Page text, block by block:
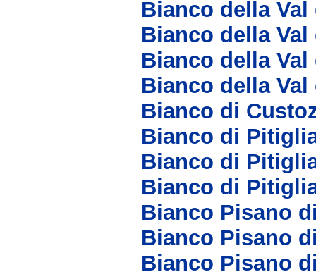
Bianco della
Bianco della
Bianco della
Bianco della
Bianco di
Bianco di
Bianco di
Bianco di
Bianco Pisano
Bianco Pisano
Bianco Pisano